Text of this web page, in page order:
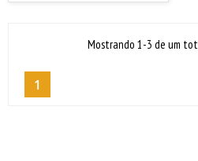
Mostrando 1-3 de um
1